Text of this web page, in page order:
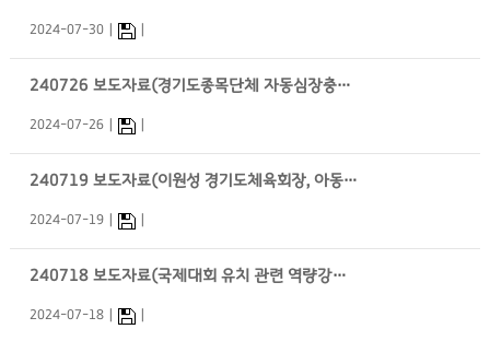
2024-07-30
240726 보도자료(경기도종목단체 자동심장충격기 지원)
2024-07-26
240719 보도자료(이원성 경기도체육회장, 아동학대예방 릴레이 캠페인 동참)
2024-07-19
240718 보도자료(국제대회 유치 관련 역량강화 교육 실시)
2024-07-18